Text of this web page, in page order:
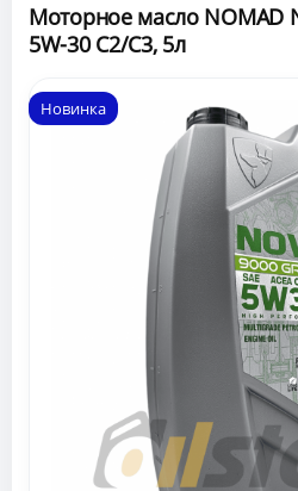
Моторное масло NOMAD
5W-30 C2/C3, 5л
Новинка